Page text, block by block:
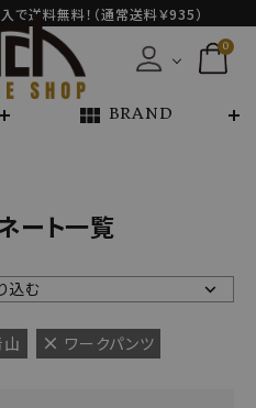
送料無料！（通常送料￥935）
0
view_module BRAND
ート一覧
込む
ワークパンツ